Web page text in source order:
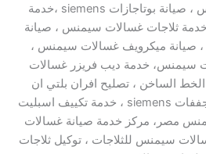
مجففات غسالات سيمنس ، صيانة بوتاجازات siemens ،خدمة
ثلاجات غسالات سيمنس ، صيانة
صيانة ميكرويف غسالات سيمنس ،
سيمنس، خدمة ديب فريزر غسالات
الساخن ، تصليح افران بلتي ان
siemens ، تصليح صيانة مجففات siemens ، خدمة تكييف اسبليت
مصر، مركز خدمة صيانة غسالات
سيمنس للثلاجات ، توكيل ثلاجات